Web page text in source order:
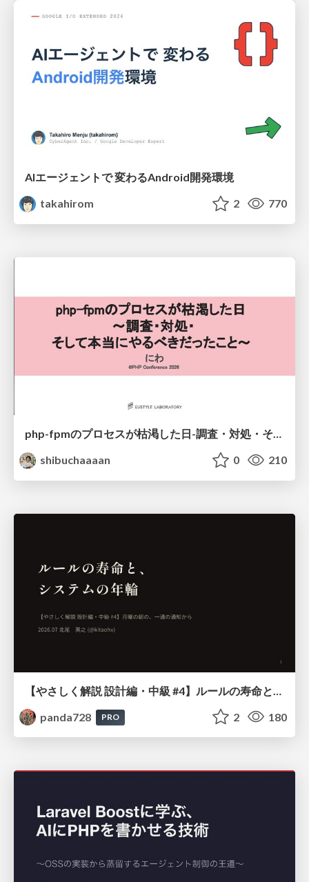
AIエージェントで 変わるAndroid開発環境
takahirom
2 770
php-fpmのプロセスが枯渇した日-調査・対処・そして本当にやるべきだったこと-
shibuchaaaan
0 210
panda728
PRO 2 180